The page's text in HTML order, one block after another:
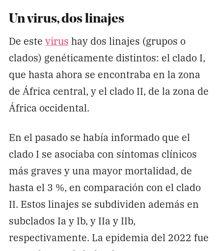
Un virus, dos linajes
De este virus hay dos linajes (grupos o
clados) genéticamente distintos: el clado I,
que hasta ahora se encontraba en la zona
de África central, y el clado II, de la zona de
África occidental.
En el pasado se había informado que el
clado I se asociaba con síntomas clínicos
más graves y una mayor mortalidad, de
hasta el 3 %, en comparación con el clado
II. Estos linajes se subdividen además en
subclados Ia y Ib, y IIa y IIb,
respectivamente. La epidemia del 2022 fue